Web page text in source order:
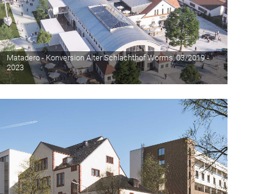
Matadero - Konversion Alter Schlachthof Worms, 03/2019 -
2023